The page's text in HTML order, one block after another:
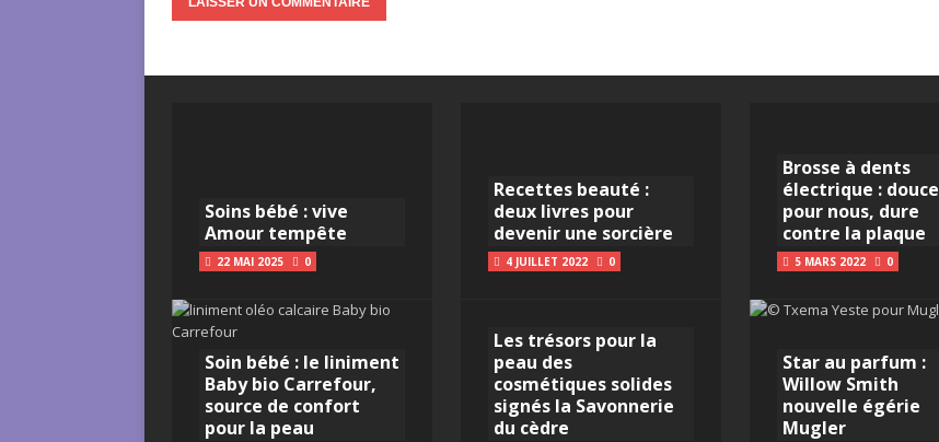
Soins bébé : vive
Amour tempête
22 MAI 2025 0
Soin bébé : le liniment
Baby bio Carrefour,
source de confort
pour la peau
Recettes beauté :
deux livres pour
devenir une sorcière
4 JUILLET 2022 0
Les trésors pour la
peau des
cosmétiques solides
signés la Savonnerie
du cèdre
Brosse à dents
électrique : douce
pour nous, dure
contre la plaque
5 MARS 2022 0
Star au parfum :
Willow Smith
nouvelle égérie
Mugler